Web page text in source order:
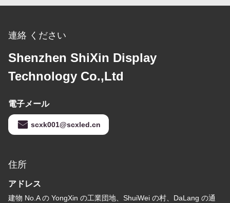
連絡 ください
Shenzhen ShiXin Display
Technology Co.,Ltd
電子メール
scxk001@scxled.cn
住所
アドレス
建物 No.A の YongXin の工業団地、ShuiWei の村、DaLang の通